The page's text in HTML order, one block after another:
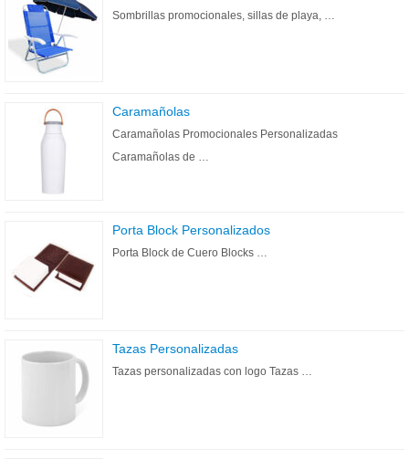
Sombrillas promocionales, sillas de playa, …
Caramañolas
Caramañolas Promocionales Personalizadas
Caramañolas de …
Porta Block Personalizados
Porta Block de Cuero Blocks …
Tazas Personalizadas
Tazas personalizadas con logo Tazas …